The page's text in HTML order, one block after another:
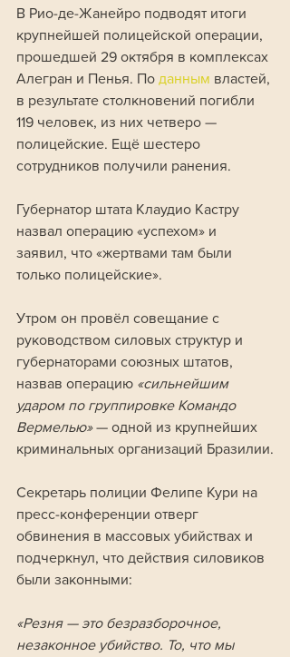
В Рио-де-Жанейро подводят итоги
крупнейшей полицейской операции,
прошедшей 29 октября в комплексах
Алегран и Пенья. По данным властей,
в результате столкновений погибли
119 человек, из них четверо —
полицейские. Ещё шестеро
сотрудников получили ранения.
Губернатор штата Клаудио Кастру
назвал операцию «успехом» и
заявил, что «жертвами там были
только полицейские».
Утром он провёл совещание с
руководством силовых структур и
губернаторами союзных штатов,
назвав операцию «сильнейшим
ударом по группировке Командо
Вермелью» — одной из крупнейших
криминальных организаций Бразилии.
Секретарь полиции Фелипе Кури на
пресс-конференции отверг
обвинения в массовых убийствах и
подчеркнул, что действия силовиков
были законными:
«Резня — это безразборочное,
незаконное убийство. То, что мы